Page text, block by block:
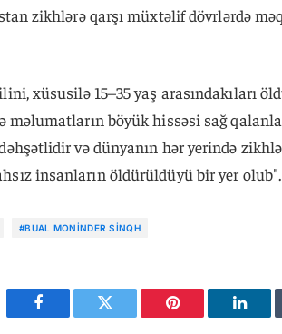
zikhlərə qarşı müxtəlif dövrlərdə
xüsusilə 15–35 yaş arasındakıları
məlumatların böyük hissəsi sağ
və dünyanın hər yerində
insanların öldürüldüyü bir yer olub".
#BUAL MONINDER SINQH
Facebook Twitter Pinterest